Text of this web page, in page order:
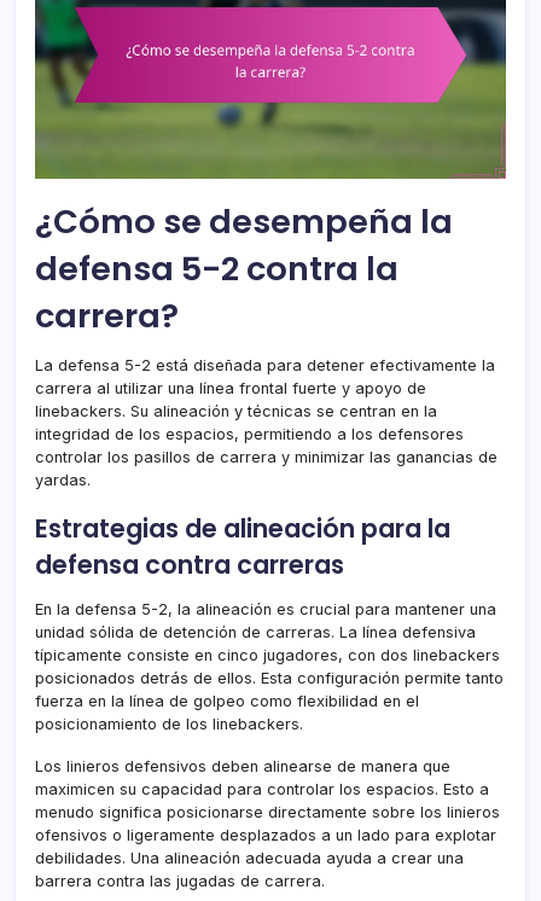
¿Cómo se desempeña la
defensa 5-2 contra la
carrera?
La defensa 5-2 está diseñada para detener efectivamente la
carrera al utilizar una línea frontal fuerte y apoyo de
linebackers. Su alineación y técnicas se centran en la
integridad de los espacios, permitiendo a los defensores
controlar los pasillos de carrera y minimizar las ganancias de
yardas.
Estrategias de alineación para la
defensa contra carreras
En la defensa 5-2, la alineación es crucial para mantener una
unidad sólida de detención de carreras. La línea defensiva
típicamente consiste en cinco jugadores, con dos linebackers
posicionados detrás de ellos. Esta configuración permite tanto
fuerza en la línea de golpeo como flexibilidad en el
posicionamiento de los linebackers.
Los linieros defensivos deben alinearse de manera que
maximicen su capacidad para controlar los espacios. Esto a
menudo significa posicionarse directamente sobre los linieros
ofensivos o ligeramente desplazados a un lado para explotar
debilidades. Una alineación adecuada ayuda a crear una
barrera contra las jugadas de carrera.